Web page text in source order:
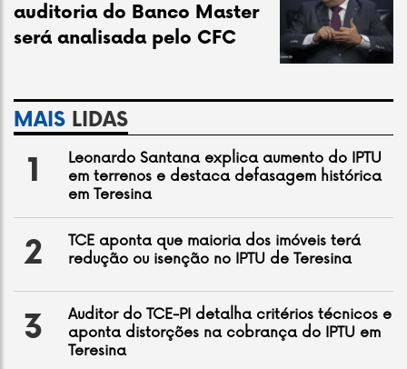
auditoria do Banco Master
será analisada pelo CFC
MAIS LIDAS
1
Leonardo Santana explica aumento do IPTU
em terrenos e destaca defasagem histórica
em Teresina
2
TCE aponta que maioria dos imóveis terá
redução ou isenção no IPTU de Teresina
3
Auditor do TCE-PI detalha critérios técnicos e
aponta distorções na cobrança do IPTU em
Teresina